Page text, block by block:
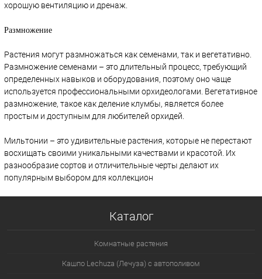
хорошую вентиляцию и дренаж.
Размножение
Растения могут размножаться как семенами, так и вегетативно.
Размножение семенами – это длительный процесс, требующий
определенных навыков и оборудования, поэтому оно чаще
используется профессиональными орхидеологами. Вегетативное
размножение, такое как деление клумбы, является более
простым и доступным для любителей орхидей.
Мильтонии – это удивительные растения, которые не перестают
восхищать своими уникальными качествами и красотой. Их
разнообразие сортов и отличительные черты делают их
популярным выбором для коллекцион
Каталог
Комнатные растения
Кашпо Lechuza (Лечуза) с автополивом